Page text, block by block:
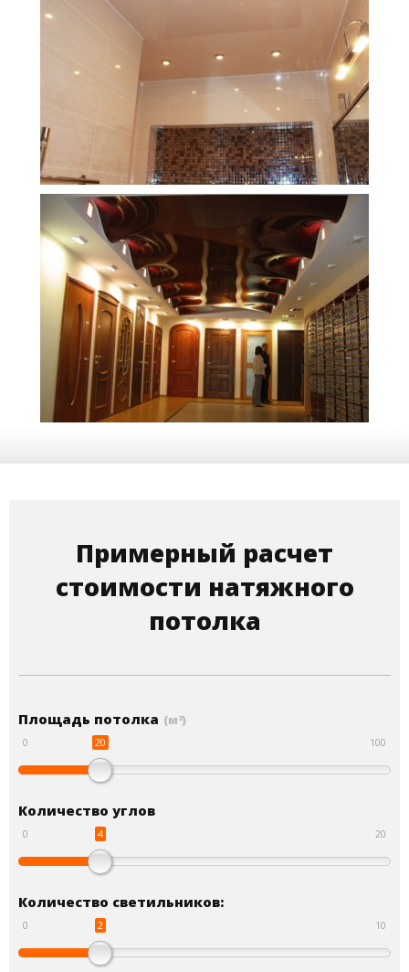
Площадь 5 м2 Стоимость 5 000 руб.
Площадь 21 м Стоимость 15 000 руб.
Примерный расчет
стоимости натяжного
потолка
Площадь потолка (м 2)
0 100
20
Количество углов
0 20
4
Количество светильников:
0 10
2